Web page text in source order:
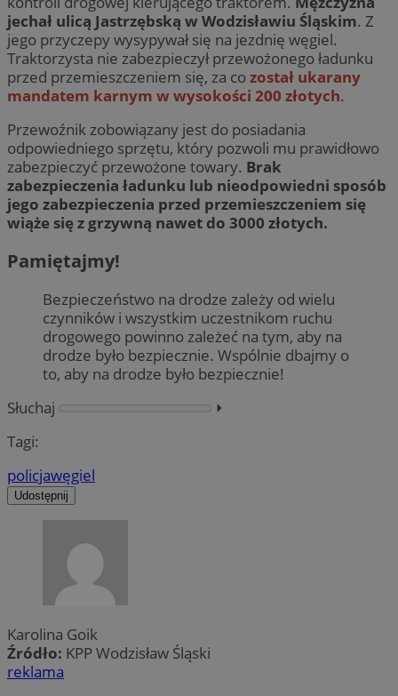
jechał ulicą Jastrzębską w Wodzisławiu Śląskim. Z
jego przyczepy wysypywał się na jezdnię węgiel.
Traktorzysta nie zabezpieczył przewożonego ładunku
przed przemieszczeniem się, za cozostał ukarany
mandatem karnym w wysokości 200 złotych.
Przewoźnik zobowiązany jest do posiadania
odpowiedniego sprzętu, który pozwoli mu prawidłowo
zabezpieczyć przewożone towary. Brak
zabezpieczenia ładunku lub nieodpowiedni sposób
jego zabezpieczenia przed przemieszczeniem się
wiąże się z grzywną nawet do 3000 złotych.
Pamiętajmy!
Bezpieczeństwo na drodze zależy od wielu
czynników i wszystkim uczestnikom ruchu
drogowego powinno zależeć na tym, aby na
drodze było bezpiecznie. Wspólnie dbajmy o
to, aby na drodze było bezpiecznie!
Słuchaj
⏵︎
Tagi:
policjawęgiel
Udostępnij
Karolina Goik
Źródło: KPP Wodzisław Śląski
reklama